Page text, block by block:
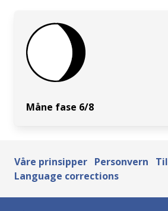
Måne fase 6/8
Våre prinsipper Personvern
Language corrections